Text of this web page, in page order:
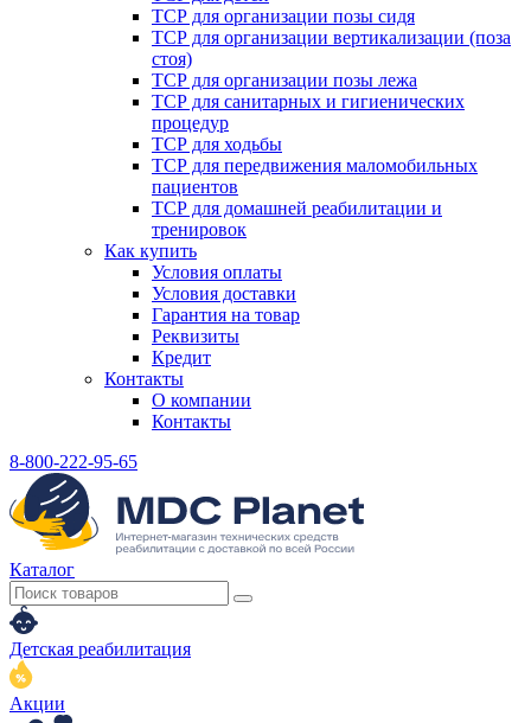
ТСР для организации позы сидя
ТСР для организации вертикализации (поза
стоя)
ТСР для организации позы лежа
ТСР для санитарных и гигиенических
процедур
ТСР для ходьбы
ТСР для передвижения маломобильных
пациентов
ТСР для домашней реабилитации и
тренировок
Как купить
Условия оплаты
Условия доставки
Гарантия на товар
Реквизиты
Кредит
Контакты
О компании
Контакты
8-800-222-95-65
Каталог
Детская реабилитация
Акции